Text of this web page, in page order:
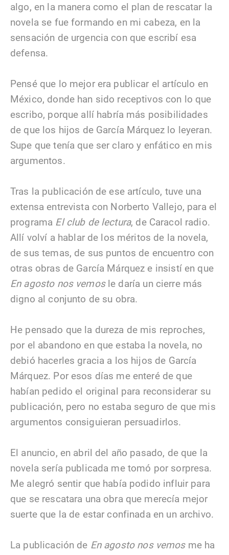
algo, en la manera como el plan de rescatar la
novela se fue formando en mi cabeza, en la
sensación de urgencia con que escribí esa
defensa.
Pensé que lo mejor era publicar el artículo en
México, donde han sido receptivos con lo que
escribo, porque allí habría más posibilidades
de que los hijos de García Márquez lo leyeran.
Supe que tenía que ser claro y enfático en mis
argumentos.
Tras la publicación de ese artículo, tuve una
extensa entrevista con Norberto Vallejo, para el
programa El club de lectura, de Caracol radio.
Allí volví a hablar de los méritos de la novela,
de sus temas, de sus puntos de encuentro con
otras obras de García Márquez e insistí en que
En agosto nos vemosle daría un cierre más
digno al conjunto de su obra.
He pensado que la dureza de mis reproches,
por el abandono en que estaba la novela, no
debió hacerles gracia a los hijos de García
Márquez. Por esos días me enteré de que
habían pedido el original para reconsiderar su
publicación, pero no estaba seguro de que mis
argumentos consiguieran persuadirlos.
El anuncio, en abril del año pasado, de que la
novela sería publicada me tomó por sorpresa.
Me alegró sentir que había podido influir para
que se rescatara una obra que merecía mejor
suerte que la de estar confinada en un archivo.
La publicación de En agosto nos vemosme ha